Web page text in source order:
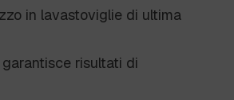
in lavastoviglie di ultima
risultati di